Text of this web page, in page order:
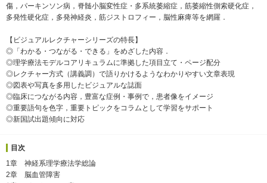
傷，パーキンソン病，脊髄小脳変性症・多系統萎縮症，筋萎縮性側索硬化症，
多発性硬化症，多発神経炎，筋ジストロフィー，脳性麻痺等を網羅．
【ビジュアルレクチャーシリーズの特長】
◎「わかる・つながる・できる」をめざした内容．
◎理学療法モデルコアリキュラムに準拠した項目立て・ページ配分
◎レクチャー方式（講義調）で語りかけるようなわかりやすい文章表現
◎図表や写真を多用したビジュアルな誌面
◎臨床につながる内容，豊富な症例・事例で，患者像をイメージ
◎重要語句を色字，重要トピックをコラムとして学習をサポート
◎新国試出題傾向に対応
目次
1章 神経系理学療法学総論
2章 脳血管障害